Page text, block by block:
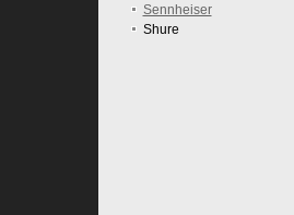
Sennheiser
Shure